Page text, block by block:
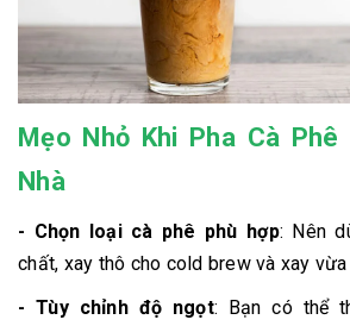
Mẹo Nhỏ Khi Pha Cà
Nhà
- Chọn loại cà phê phù hợp: Nên
chất, xay thô cho cold brew và xay
- Tùy chỉnh độ ngọt: Bạn có thể